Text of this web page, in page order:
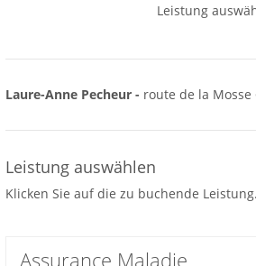
Leistung
Laure-Anne Pecheur - route de la Mosse
Leistung auswählen
Klicken Sie auf die zu buchende Leistung.
Assurance Maladie